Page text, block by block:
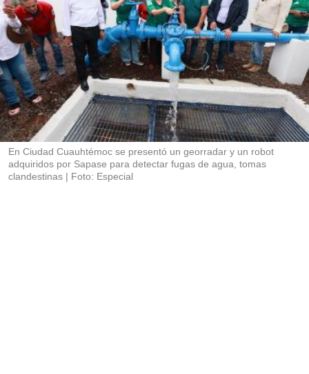
d
e
c
o
m
p
a
r
t
i
r
En Ciudad Cuauhtémoc se presentó un georradar y un robot
adquiridos por Sapase para detectar fugas de agua, tomas
clandestinas
Foto: Especial